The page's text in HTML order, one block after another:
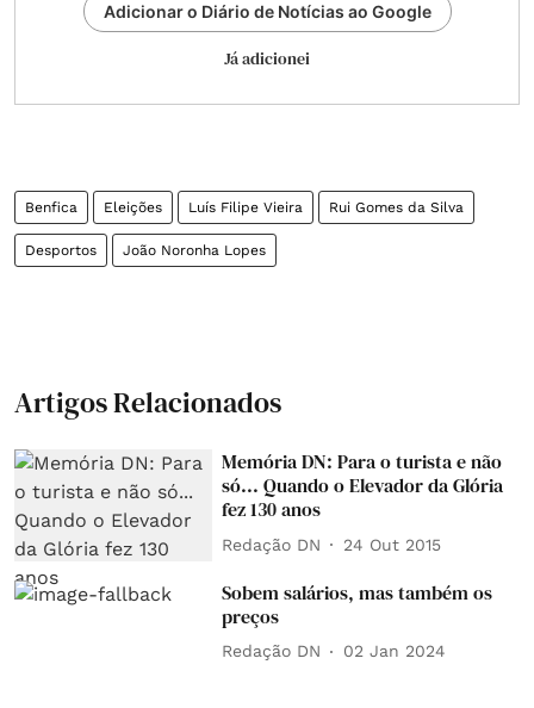
Adicionar o Diário de Notícias ao Google
Já adicionei
Benfica Eleições Luís Filipe Vieira Rui Gomes da Silva
Desportos João Noronha Lopes
Artigos Relacionados
Memória DN: Para o turista e não
só... Quando o Elevador da Glória
fez 130 anos
Redação DN 24 Out 2015
Sobem salários, mas também os
preços
Redação DN 02 Jan 2024